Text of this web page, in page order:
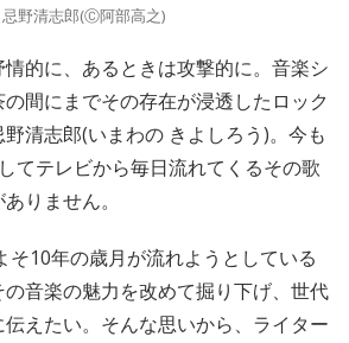
忌野清志郎(Ⓒ阿部高之)
的に、あるときは攻撃的に。音楽シ
間にまでその存在が浸透したロック
野清志郎(いまわの きよしろう)。今も
てテレビから毎日流れてくるその歌
りません。
そ10年の歳月が流れようとしている
音楽の魅力を改めて掘り下げ、世代
えたい。そんな思いから、ライター